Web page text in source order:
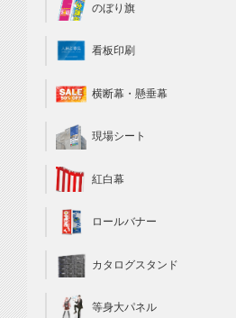
のぼり旗
看板印刷
横断幕・懸垂幕
現場シート
紅白幕
ロールバナー
カタログスタンド
等身大パネル